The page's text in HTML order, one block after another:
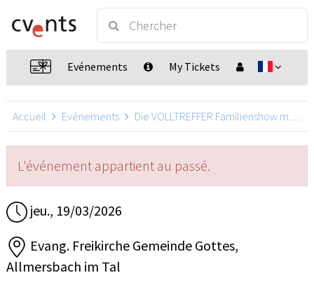
Evénements My Tickets
Accueil Evénements Die VOLLTREFFER Familienshow mit Daniel Kallauch
L'événement appartient au passé.
jeu., 19/03/2026
Evang. Freikirche Gemeinde Gottes,
Allmersbach im Tal